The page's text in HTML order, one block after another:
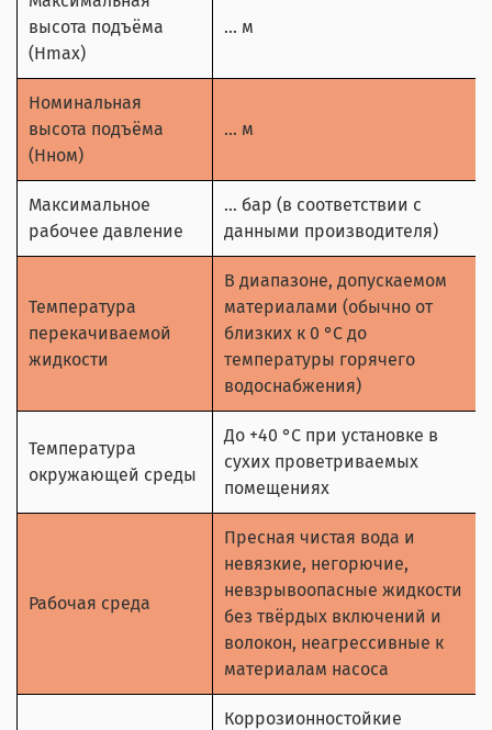
высота подъёма
(Hmax)
… м
Номинальная
высота подъёма
(Hном)
… м
Максимальное
рабочее давление
… бар (в соответствии с
данными производителя)
Температура
перекачиваемой
жидкости
В диапазоне, допускаемом
материалами (обычно от
близких к 0 °С до
температуры горячего
водоснабжения)
Температура
окружающей среды
До +40 °С при установке в
сухих проветриваемых
помещениях
Рабочая среда
Пресная чистая вода и
невязкие, негорючие,
невзрывоопасные жидкости
без твёрдых включений и
волокон, неагрессивные к
материалам насоса
Коррозионностойкие